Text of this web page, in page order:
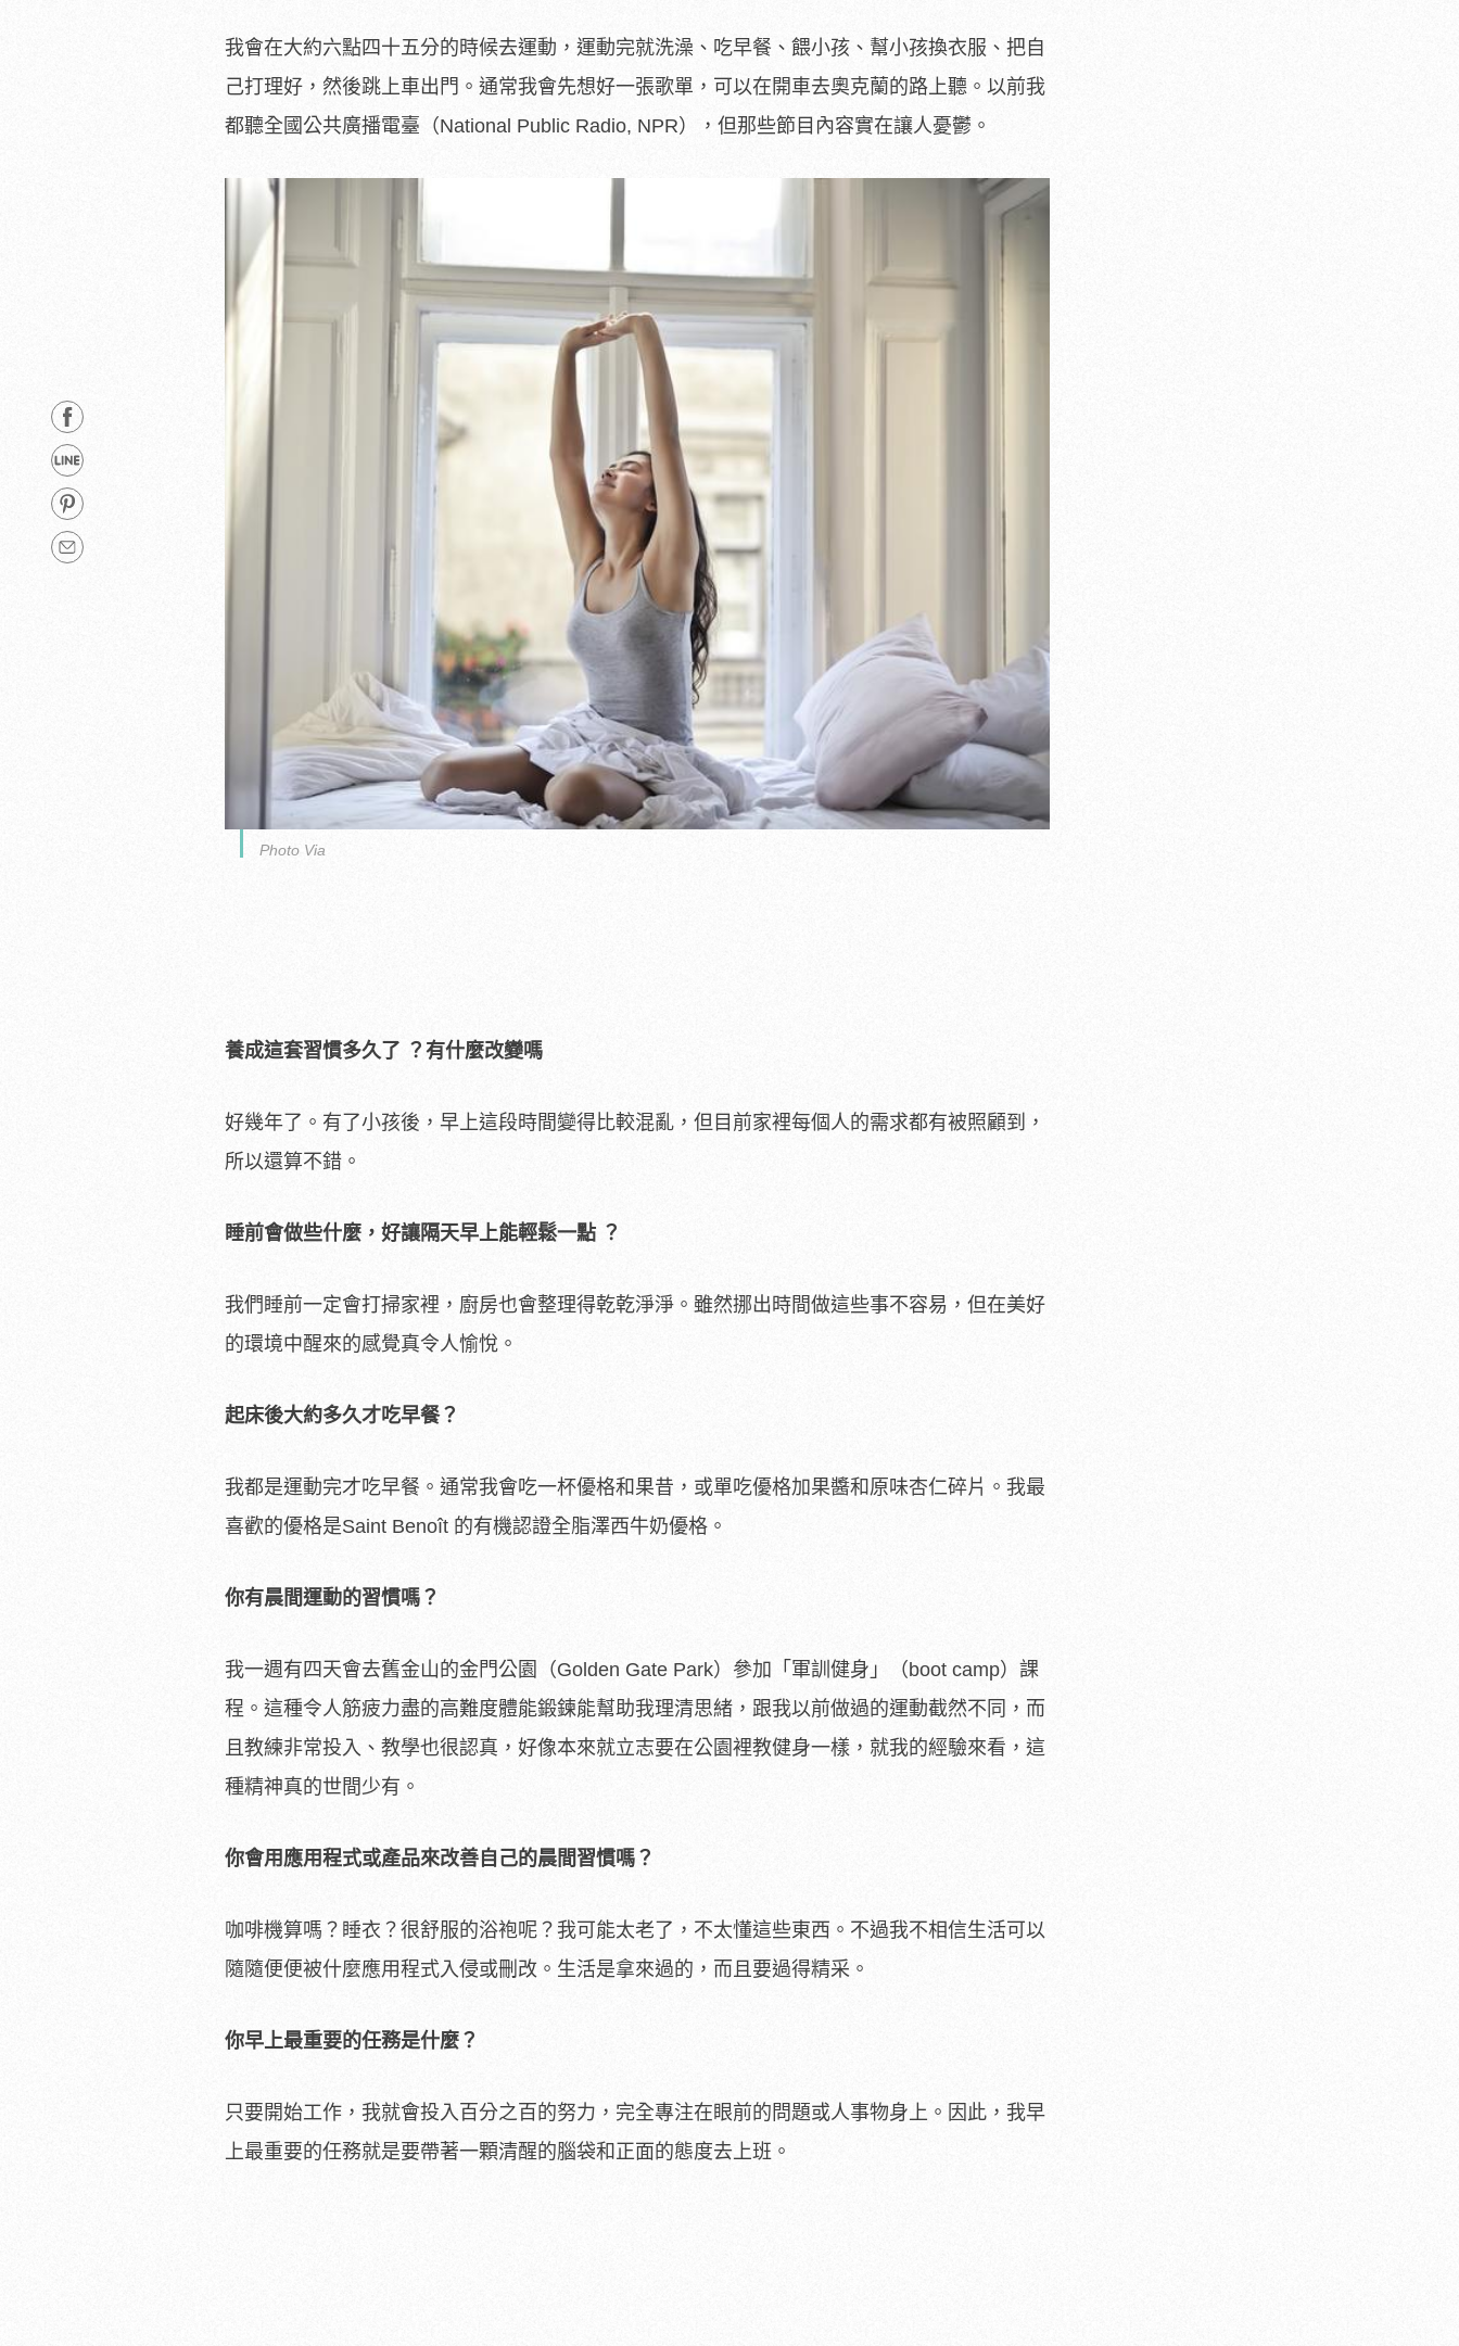
我會在大約六點四十五分的時候去運動，運動完就洗澡、吃早餐、餵小孩、幫小孩換衣服、把自
己打理好，然後跳上車出門。通常我會先想好一張歌單，可以在開車去奧克蘭的路上聽。以前我
都聽全國公共廣播電臺（National Public Radio, NPR），但那些節目內容實在讓人憂鬱。
Photo Via
養成這套習慣多久了 ？有什麼改變嗎
好幾年了。有了小孩後，早上這段時間變得比較混亂，但目前家裡每個人的需求都有被照顧到，
所以還算不錯。
睡前會做些什麼，好讓隔天早上能輕鬆一點 ？
我們睡前一定會打掃家裡，廚房也會整理得乾乾淨淨。雖然挪出時間做這些事不容易，但在美好
的環境中醒來的感覺真令人愉悅。
起床後大約多久才吃早餐？
我都是運動完才吃早餐。通常我會吃一杯優格和果昔，或單吃優格加果醬和原味杏仁碎片。我最
喜歡的優格是Saint Benoît 的有機認證全脂澤西牛奶優格。
你有晨間運動的習慣嗎？
我一週有四天會去舊金山的金門公園（Golden Gate Park）參加「軍訓健身」（boot camp）課
程。這種令人筋疲力盡的高難度體能鍛鍊能幫助我理清思緒，跟我以前做過的運動截然不同，而
且教練非常投入、教學也很認真，好像本來就立志要在公園裡教健身一樣，就我的經驗來看，這
種精神真的世間少有。
你會用應用程式或產品來改善自己的晨間習慣嗎？
咖啡機算嗎？睡衣？很舒服的浴袍呢？我可能太老了，不太懂這些東西。不過我不相信生活可以
隨隨便便被什麼應用程式入侵或刪改。生活是拿來過的，而且要過得精采。
你早上最重要的任務是什麼？
只要開始工作，我就會投入百分之百的努力，完全專注在眼前的問題或人事物身上。因此，我早
上最重要的任務就是要帶著一顆清醒的腦袋和正面的態度去上班。